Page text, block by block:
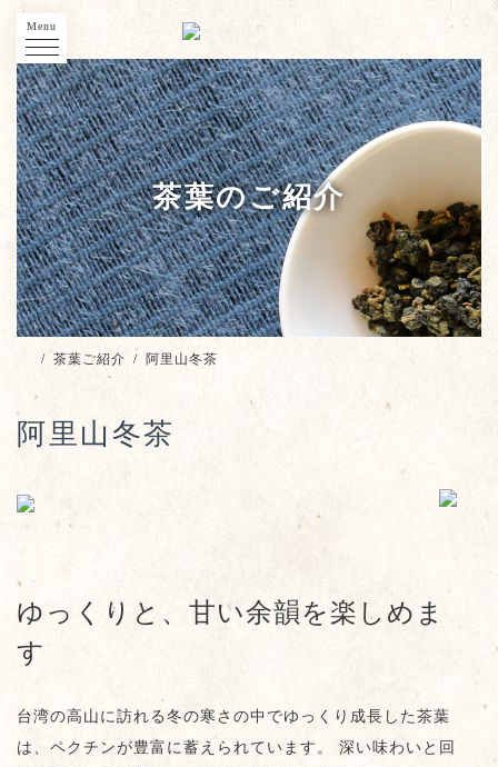
Menu
茶葉のご紹介
/ 茶葉ご紹介 / 阿里山冬茶
阿里山冬茶
ゆっくりと、甘い余韻を楽しめま
す
台湾の高山に訪れる冬の寒さの中でゆっくり成長した茶葉
は、ペクチンが豊富に蓄えられています。 深い味わいと回